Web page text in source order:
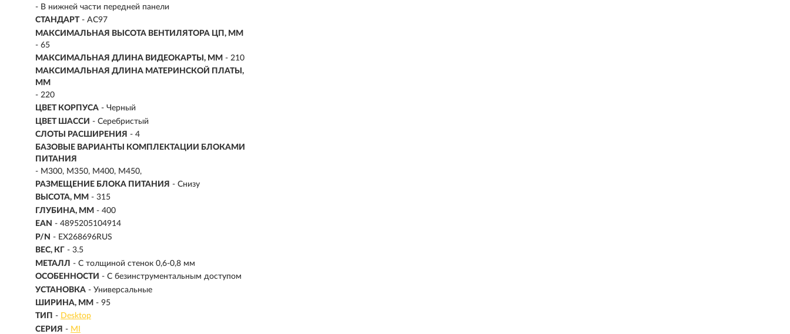
- В нижней части передней панели
СТАНДАРТ - AC97
МАКСИМАЛЬНАЯ ВЫСОТА ВЕНТИЛЯТОРА ЦП, ММ
- 65
МАКСИМАЛЬНАЯ ДЛИНА ВИДЕОКАРТЫ, ММ - 210
МАКСИМАЛЬНАЯ ДЛИНА МАТЕРИНСКОЙ ПЛАТЫ,
ММ
- 220
ЦВЕТ КОРПУСА - Черный
ЦВЕТ ШАССИ - Серебристый
СЛОТЫ РАСШИРЕНИЯ - 4
БАЗОВЫЕ ВАРИАНТЫ КОМПЛЕКТАЦИИ БЛОКАМИ
ПИТАНИЯ
- M300, M350, M400, M450,
РАЗМЕЩЕНИЕ БЛОКА ПИТАНИЯ - Снизу
ВЫСОТА, ММ - 315
ГЛУБИНА, ММ - 400
EAN - 4895205104914
P/N - EX268696RUS
ВЕС, КГ - 3.5
МЕТАЛЛ - С толщиной стенок 0,6-0,8 мм
ОСОБЕННОСТИ - С безинструментальным доступом
УСТАНОВКА - Универсальные
ШИРИНА, ММ - 95
ТИП - Desktop
СЕРИЯ - MI